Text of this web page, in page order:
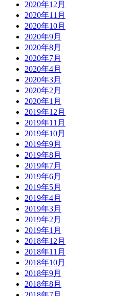
2020年12月
2020年11月
2020年10月
2020年9月
2020年8月
2020年7月
2020年4月
2020年3月
2020年2月
2020年1月
2019年12月
2019年11月
2019年10月
2019年9月
2019年8月
2019年7月
2019年6月
2019年5月
2019年4月
2019年3月
2019年2月
2019年1月
2018年12月
2018年11月
2018年10月
2018年9月
2018年8月